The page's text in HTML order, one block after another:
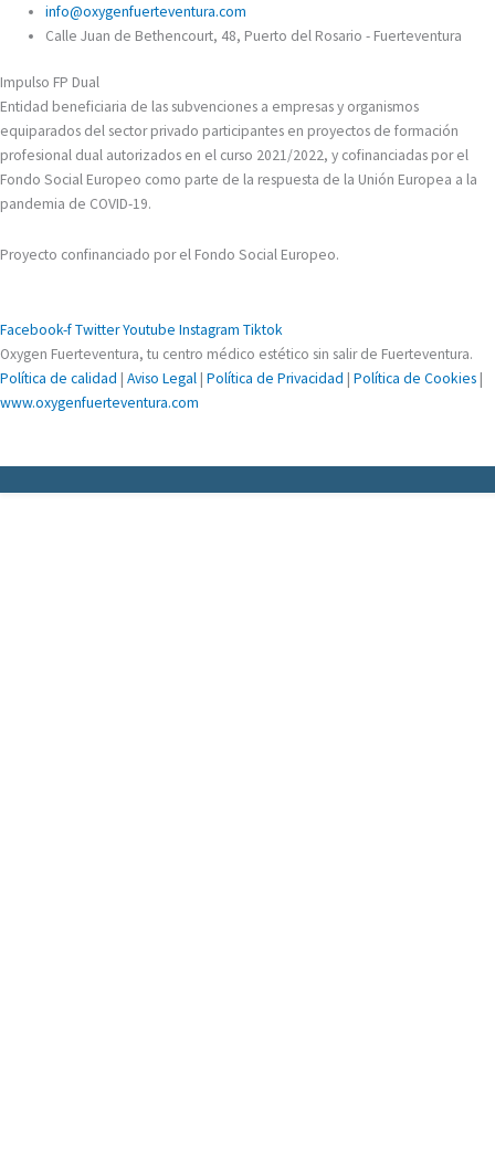
info@oxygenfuerteventura.com
Calle Juan de Bethencourt, 48, Puerto del Rosario - Fuerteventura
Impulso FP Dual
Entidad beneficiaria de las subvenciones a empresas y organismos
equiparados del sector privado participantes en proyectos de formación
profesional dual autorizados en el curso 2021/2022, y cofinanciadas por el
Fondo Social Europeo como parte de la respuesta de la Unión Europea a la
pandemia de COVID-19.
Proyecto confinanciado por el Fondo Social Europeo.
Facebook-fTwitterYoutube Instagram Tiktok
Oxygen Fuerteventura, tu centro médico estético sin salir de Fuerteventura.
Política de calidad | Aviso Legal | Política de Privacidad | Política de Cookies |
www.oxygenfuerteventura.com